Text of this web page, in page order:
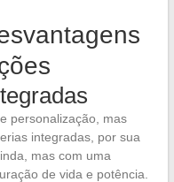
personalização, mas
integradas, por sua
mas com uma
de vida e potência.